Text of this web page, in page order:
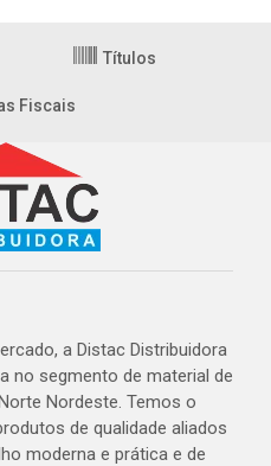
Títulos
Fiscais
a Distac Distribuidora
no segmento de material de
Nordeste. Temos o
de qualidade aliados
moderna e prática e de